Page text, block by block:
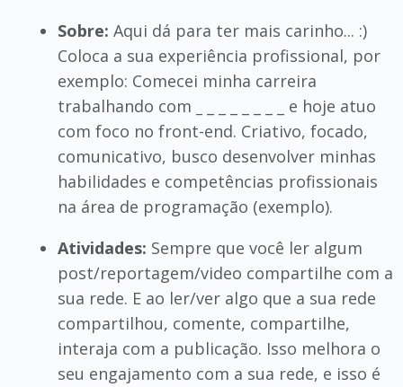
Sobre: Aqui dá para ter mais carinho... :)
Coloca a sua experiência profissional, por
exemplo: Comecei minha carreira
trabalhando com
_ _ _ _ _ _ _ e hoje atuo
com foco no front-end. Criativo, focado,
comunicativo, busco desenvolver minhas
habilidades e competências profissionais
na área de programação (exemplo).
Atividades: Sempre que você ler algum
post/reportagem/video compartilhe com a
sua rede. E ao ler/ver algo que a sua rede
compartilhou, comente, compartilhe,
interaja com a publicação. Isso melhora o
seu engajamento com a sua rede, e isso é